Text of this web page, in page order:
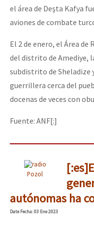
el área de Deşta Kafya
aviones de combate
El 2 de enero, el Área de
del distrito de Amediye,
subdistrito de Sheladize
guerrillera cerca del
docenas de veces con
Fuente: ANF[:]
Pozol
autónomas ha
DateFecha: 03 Ene 2023